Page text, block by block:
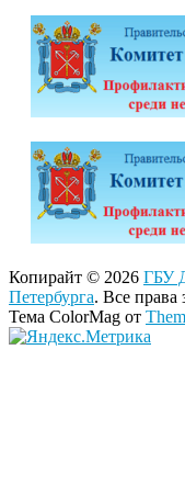
Копирайт © 2026 ГБУ
Петербурга. Все
Тема ColorMag от